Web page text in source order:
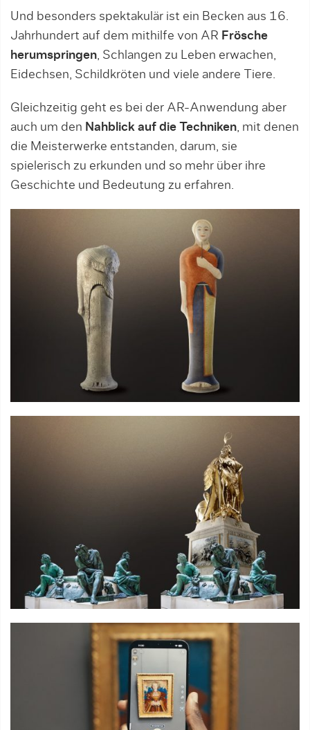
Und besonders spektakulär ist ein Becken aus 16.
Jahrhundert auf dem mithilfe von AR Frösche
herumspringen, Schlangen zu Leben erwachen,
Eidechsen, Schildkröten und viele andere Tiere.
Gleichzeitig geht es bei der AR-Anwendung aber
auch um den Nahblick auf die Techniken, mit denen
die Meisterwerke entstanden, darum, sie
spielerisch zu erkunden und so mehr über ihre
Geschichte und Bedeutung zu erfahren.